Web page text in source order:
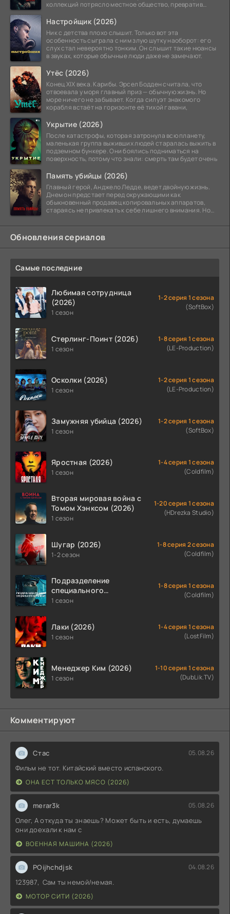
коллекций потрясло местное общество, превратив
Настройщик (2026)
Ник с детства плохо слышит. Только вот эта
особенность сыграла с ним злую шутку наоборот: его
слух стал невероятно тонким. Он слышит такие нюансы
в звуках, которые обычные люди даже не замечают.
Утёс (2026)
Конец XIX века. Карибы. Эрсел Бодден считала, что
отвоевала у моря главный приз — обычную жизнь. Но
море ничего не забывает. Когда силуэт знакомого
корабля встаёт на горизонте её тихой гавани,
Укрытие (2026)
После катастрофы, которая затронула всю планету,
маленькая группа выживших людей старалась выжить в
подземном бункере. Они боялись подниматься на
поверхность, потому что знали: смерть там будет очень
Память убийцы (2026)
Главный герой, Анджело Ледде, ведет двойную жизнь.
Днем он предстает перед окружающими как
обыкновенный продавец копировальных аппаратов,
стараясь не привлекать к себе лишнего внимания. Но
Обновления сериалов
Самые последние
Любимая сотрудница
(2026)
1 сезон
1-2 серия 1 сезона
(SoftBox)
Стерлинг-Поинт (2026)
1 сезон
1-8 серия 1 сезона
(LE-Production)
Осколки (2026)
1 сезон
1-2 серия 1 сезона
(LE-Production)
Замужняя убийца (2026)
1 сезон
1-2 серия 1 сезона
(SoftBox)
Яростная (2026)
1 сезон
1-4 серия 1 сезона
(Coldfilm)
Вторая мировая война с
Томом Хэнксом (2026)
1 сезон
1-20 серия 1 сезона
(HDrezka Studio)
Шугар (2026)
1-2 сезон
1-8 серия 2 сезона
(Coldfilm)
Подразделение
специального
назначения (2026)
1 сезон
1-8 серия 1 сезона
(Coldfilm)
Лаки (2026)
1 сезон
1-4 серия 1 сезона
(LostFilm)
Менеджер Ким (2026)
1 сезон
1-10 серия 1 сезона
(DubLik.TV)
Комментируют
Стас 05.08.26
Фильм не тот. Китайский вместо испанского.
ОНА ЕСТ ТОЛЬКО МЯСО (2026)
merar3k 05.08.26
Олег, А откуда ты знаешь? Может быть и есть, думаешь
они доехали к нам с
ВОЕННАЯ МАШИНА (2026)
POijhchdjsk 04.08.26
123987, Сам ты немой/немая.
МОТОР СИТИ (2026)